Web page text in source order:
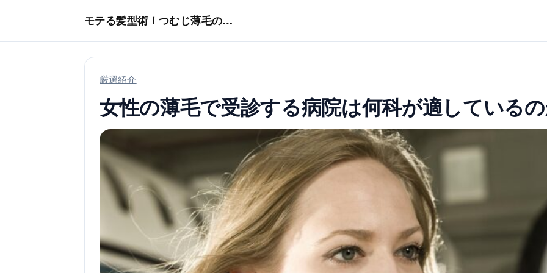
モテる髪型術！つむじ薄毛の隠し方
厳選紹介
女性の薄毛で受診する病院は何科が適している